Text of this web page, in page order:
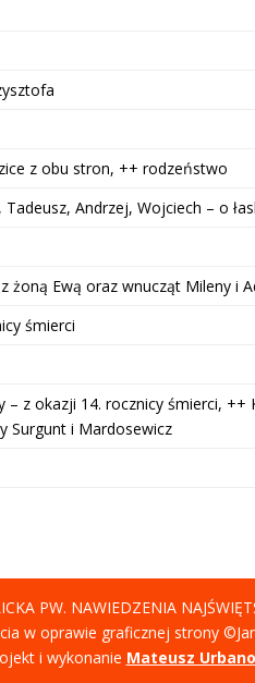
z obu stron, ++ rodzeństwo
Andrzej, Wojciech – o
żoną Ewą oraz wnucząt Mileny i
śmierci
z okazji 14. rocznicy śmierci, ++
Surgunt i Mardosewicz
PW. NAWIEDZENIA
w oprawie graficznej strony
i wykonanie Mateusz